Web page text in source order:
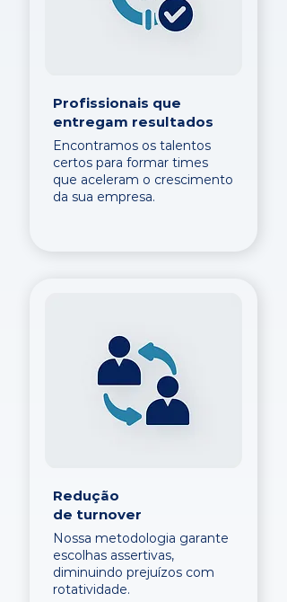
Profissionais que
entregam resultados
Encontramos os talentos
certos para formar times
que aceleram o crescimento
da sua empresa.
Redução
de turnover
Nossa metodologia garante
escolhas assertivas,
diminuindo prejuízos com
rotatividade.